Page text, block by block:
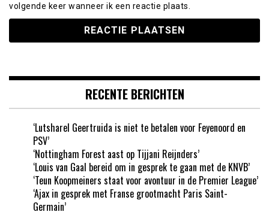
volgende keer wanneer ik een reactie plaats.
RECENTE BERICHTEN
‘Lutsharel Geertruida is niet te betalen voor Feyenoord en
PSV’
‘Nottingham Forest aast op Tijjani Reijnders’
‘Louis van Gaal bereid om in gesprek te gaan met de KNVB’
‘Teun Koopmeiners staat voor avontuur in de Premier League’
‘Ajax in gesprek met Franse grootmacht Paris Saint-
Germain’